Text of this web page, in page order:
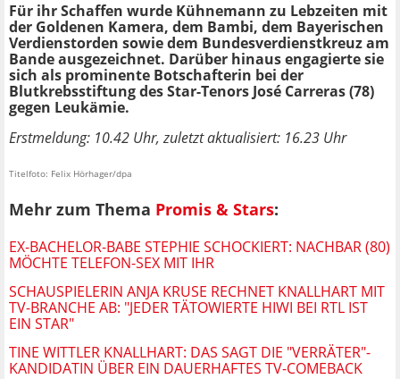
Für ihr Schaffen wurde Kühnemann zu Lebzeiten mit
der Goldenen Kamera, dem Bambi, dem Bayerischen
Verdienstorden sowie dem Bundesverdienstkreuz am
Bande ausgezeichnet. Darüber hinaus engagierte sie
sich als prominente Botschafterin bei der
Blutkrebsstiftung des Star-Tenors José Carreras (78)
gegen Leukämie.
Erstmeldung: 10.42 Uhr, zuletzt aktualisiert: 16.23 Uhr
Titelfoto: Felix Hörhager/dpa
Mehr zum Thema Promis & Stars:
EX-BACHELOR-BABE STEPHIE SCHOCKIERT: NACHBAR (80)
MÖCHTE TELEFON-SEX MIT IHR
SCHAUSPIELERIN ANJA KRUSE RECHNET KNALLHART MIT
TV-BRANCHE AB: "JEDER TÄTOWIERTE HIWI BEI RTL IST
EIN STAR"
TINE WITTLER KNALLHART: DAS SAGT DIE "VERRÄTER"-
KANDIDATIN ÜBER EIN DAUERHAFTES TV-COMEBACK